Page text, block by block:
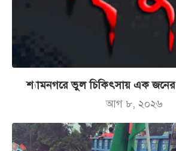
শ্যামনগরে ভুল চিকিৎসায় এক
আগ ৮, ২০২৬